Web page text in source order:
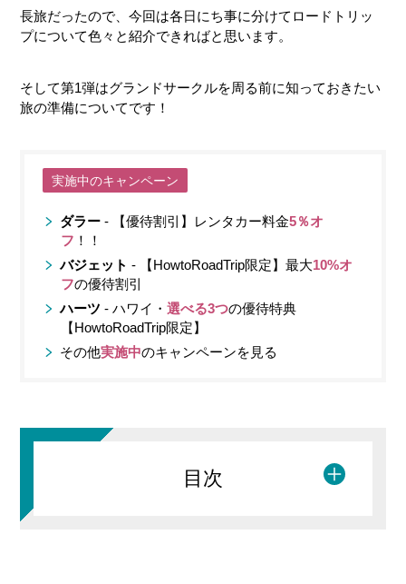
長旅だったので、今回は各日にち事に分けてロードトリッ
プについて色々と紹介できればと思います。
そして第1弾はグランドサークルを周る前に知っておきたい
旅の準備についてです！
実施中のキャンペーン
ダラー- 【優待割引】レンタカー料金5％オ
フ ！！
バジェット- 【HowtoRoadTrip限定】最大10%オ
フの優待割引
ハーツ- ハワイ・選べる3つの優待特典
【HowtoRoadTrip限定】
その他実施中のキャンペーンを見る
目次